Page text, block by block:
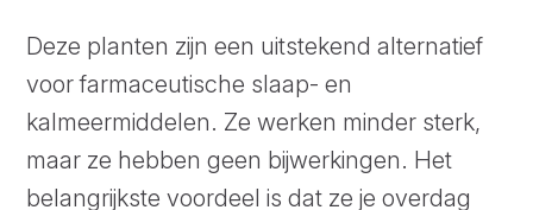
Deze planten zijn een uitstekend alternatief
voor farmaceutische slaap- en
kalmeermiddelen. Ze werken minder sterk,
maar ze hebben geen bijwerkingen. Het
belangrijkste voordeel is dat ze je overdag